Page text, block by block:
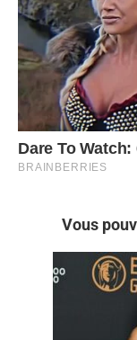
Vous